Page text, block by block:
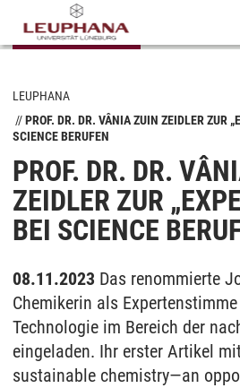
LEUPHANA
PROF. DR. DR. VÂNIA ZUIN ZEIDLER ZUR
SCIENCE BERUFEN
PROF. DR. DR.
ZEIDLER ZUR
BEI SCIENCE
08.11.2023 Das renommierte
Chemikerin als
Technologie im Bereich der
eingeladen. Ihr erster Artikel
sustainable chemistry—an